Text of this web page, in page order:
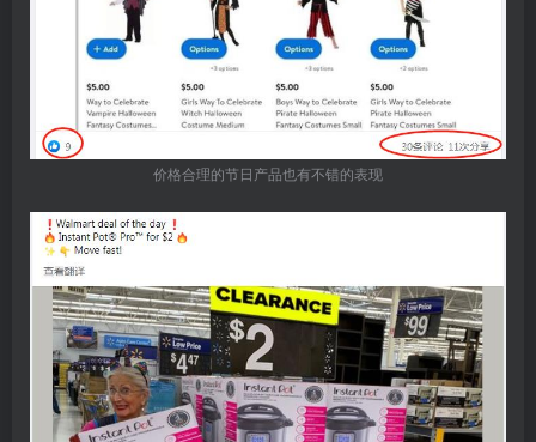
价格合理的节日产品也有不错的表现